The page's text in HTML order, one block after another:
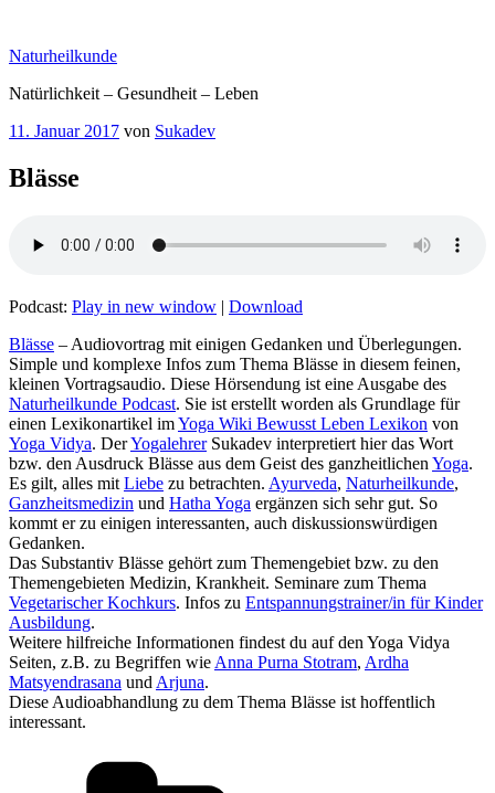
springen
Naturheilkunde
Natürlichkeit – Gesundheit – Leben
Veröffentlicht
11. Januar 2017 von Sukadev
Blässe
Podcast: Play in new window | Download
– Audiovortrag mit einigen Gedanken und Überlegungen.
Simple und komplexe Infos zum Thema Blässe‏‎ in diesem feinen,
kleinen Vortragsaudio. Diese Hörsendung ist eine Ausgabe des
Naturheilkunde Podcast. Sie ist erstellt worden als Grundlage für
einen Lexikonartikel imYoga Wiki Bewusst Leben Lexikon von
Yoga Vidya. DerYogalehrerSukadev interpretiert hier das Wort
bzw. den Ausdruck Blässe‏‎ aus dem Geist des ganzheitlichen Yoga.
Es gilt, alles mit Liebe zu betrachten. Ayurveda, Naturheilkunde,
Ganzheitsmedizin und Hatha Yoga ergänzen sich sehr gut. So
kommt er zu einigen interessanten, auch diskussionswürdigen
Gedanken.
Das Substantiv Blässe‏‎ gehört zum Themengebiet bzw. zu den
Themengebieten Medizin, Krankheit. Seminare zum Thema
Vegetarischer Kochkurs. Infos zu Entspannungstrainer/in für Kinder
Ausbildung.
Weitere hilfreiche Informationen findest du auf den Yoga Vidya
Seiten, z.B. zu Begriffen wie Anna Purna Stotram, Ardha
Matsyendrasana und Arjuna.
Diese Audioabhandlung zu dem Thema Blässe‏‎ ist hoffentlich
interessant.